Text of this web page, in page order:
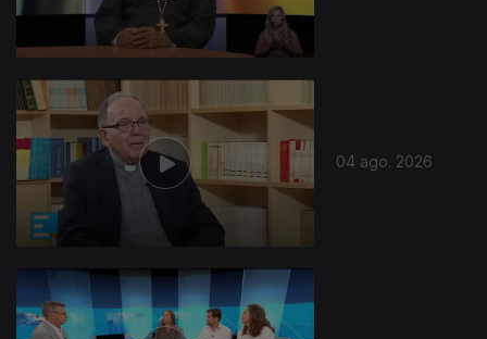
04 ago. 2026